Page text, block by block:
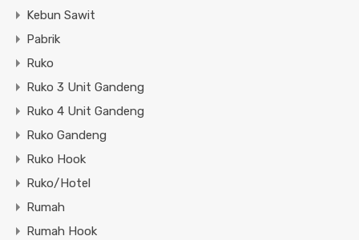
Kebun Sawit
Pabrik
Ruko
Ruko 3 Unit Gandeng
Ruko 4 Unit Gandeng
Ruko Gandeng
Ruko Hook
Ruko/Hotel
Rumah
Rumah Hook